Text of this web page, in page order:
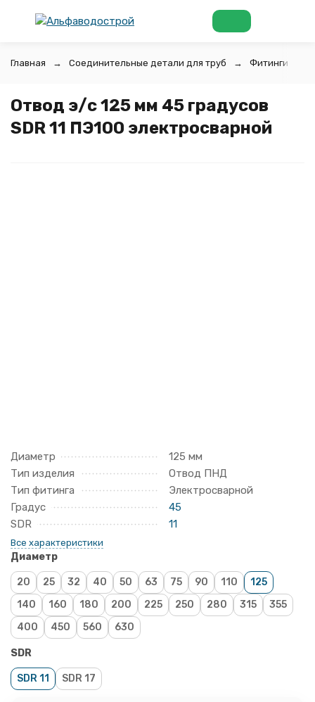
Главная Соединительные детали для труб Фитинги для
Отвод э/с 125 мм 45 градусов
SDR 11 ПЭ100 электросварной
Диаметр
125 мм
Тип изделия
Отвод ПНД
Тип фитинга
Электросварной
Градус
45
SDR
11
Все характеристики
Диаметр
20 25 32 40 50 63 75 90 110
125
140
160 180 200 225 250 280 315
355
400
450 560 630
SDR
SDR 11 SDR 17